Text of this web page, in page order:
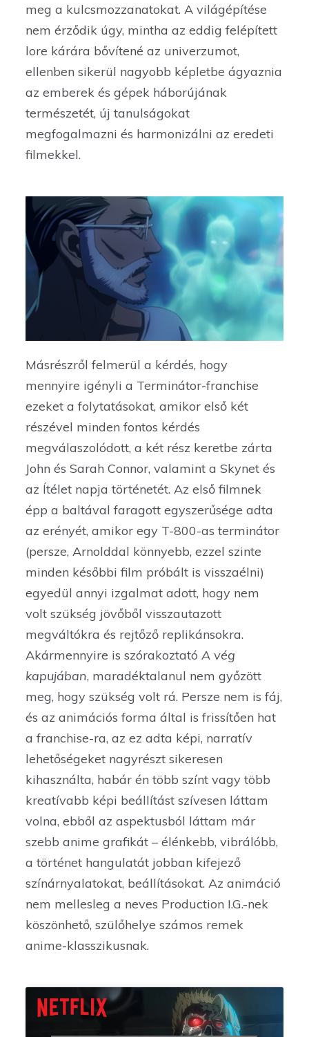
meg a kulcsmozzanatokat. A világépítése
nem érződik úgy, mintha az eddig felépített
lore kárára bővítené az univerzumot,
ellenben sikerül nagyobb képletbe ágyaznia
az emberek és gépek háborújának
természetét, új tanulságokat
megfogalmazni és harmonizálni az eredeti
filmekkel.
Másrészről felmerül a kérdés, hogy
mennyire igényli a Terminátor-franchise
ezeket a folytatásokat, amikor első két
részével minden fontos kérdés
megválaszolódott, a két rész keretbe zárta
John és Sarah Connor, valamint a Skynet és
az Ítélet napja történetét. Az első filmnek
épp a baltával faragott egyszerűsége adta
az erényét, amikor egy T-800-as terminátor
(persze, Arnolddal könnyebb, ezzel szinte
minden későbbi film próbált is visszaélni)
egyedül annyi izgalmat adott, hogy nem
volt szükség jövőből visszautazott
megváltókra és rejtőző replikánsokra.
Akármennyire is szórakoztatóA vég
kapujában, maradéktalanul nem győzött
meg, hogy szükség volt rá. Persze nem is fáj,
és az animációs forma által is frissítően hat
a franchise-ra, az ez adta képi, narratív
lehetőségeket nagyrészt sikeresen
kihasználta, habár én több színt vagy több
kreatívabb képi beállítást szívesen láttam
volna, ebből az aspektusból láttam már
szebb anime grafikát – élénkebb, vibrálóbb,
a történet hangulatát jobban kifejező
színárnyalatokat, beállításokat. Az animáció
nem mellesleg a neves Production I.G.-nek
köszönhető, szülőhelye számos remek
anime-klasszikusnak.